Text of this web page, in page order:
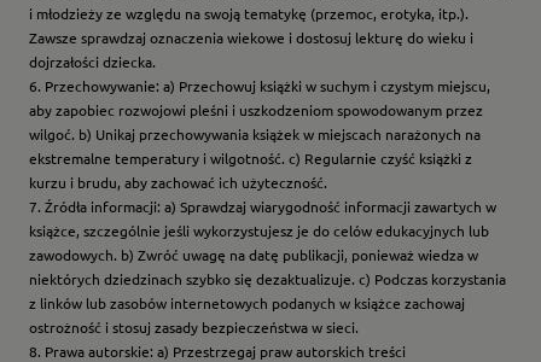
i młodzieży ze względu na swoją tematykę (przemoc, erotyka, itp.).
Zawsze sprawdzaj oznaczenia wiekowe i dostosuj lekturę do wieku i
dojrzałości dziecka.
6. Przechowywanie: a) Przechowuj książki w suchym i czystym miejscu,
aby zapobiec rozwojowi pleśni i uszkodzeniom spowodowanym przez
wilgoć. b) Unikaj przechowywania książek w miejscach narażonych na
ekstremalne temperatury i wilgotność. c) Regularnie czyść książki z
kurzu i brudu, aby zachować ich użyteczność.
7. Źródła informacji: a) Sprawdzaj wiarygodność informacji zawartych w
książce, szczególnie jeśli wykorzystujesz je do celów edukacyjnych lub
zawodowych. b) Zwróć uwagę na datę publikacji, ponieważ wiedza w
niektórych dziedzinach szybko się dezaktualizuje. c) Podczas korzystania
z linków lub zasobów internetowych podanych w książce zachowaj
ostrożność i stosuj zasady bezpieczeństwa w sieci.
8. Prawa autorskie: a) Przestrzegaj praw autorskich treści